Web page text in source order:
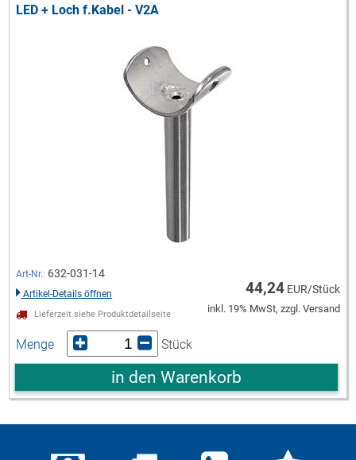
LED + Loch f.Kabel - V2A
Art-Nr.: 632-031-14
Artikel-Details öffnen
Lieferzeit siehe Produktdetailseite
44,24EUR/Stück
inkl. 19% MwSt, zzgl. Versand
Menge Stück
in den Warenkorb